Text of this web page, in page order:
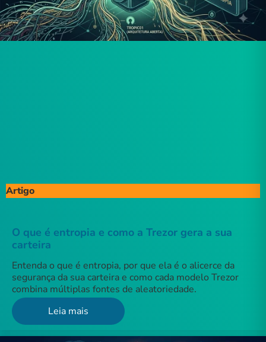
Artigo
O que é entropia e como a Trezor gera a sua
carteira
Entenda o que é entropia, por que ela é o alicerce da
segurança da sua carteira e como cada modelo Trezor
combina múltiplas fontes de aleatoriedade.
Leia mais